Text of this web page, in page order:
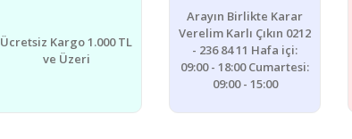
Ücretsiz Kargo 1.000 TL
ve Üzeri
Arayın Birlikte Karar
Verelim Karlı Çıkın 0212
- 236 84 11 Hafa içi:
09:00 - 18:00 Cumartesi:
09:00 - 15:00